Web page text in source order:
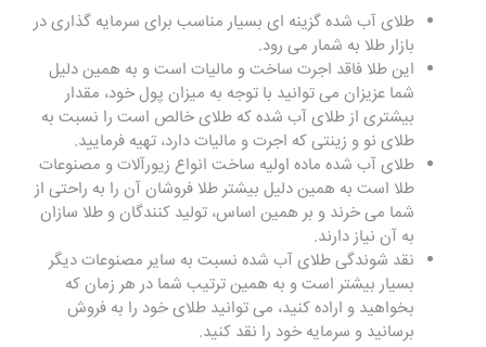
طلای آب شده گزینه ای بسیار مناسب برای سرمایه گذاری در
بازار طلا به شمار می رود.
این طلا فاقد اجرت ساخت و مالیات است و به همین دلیل
شما عزیزان می توانید با توجه به میزان پول خود، مقدار
بیشتری از طلای آب شده که طلای خالص است را نسبت به
طلای نو و زینتی که اجرت و مالیات دارد، تهیه فرمایید.
طلای آب شده ماده اولیه ساخت انواع زیورآلات و مصنوعات
طلا است به همین دلیل بیشتر طلا فروشان آن را به راحتی از
شما می خرند و بر همین اساس، تولید کنندگان و طلا سازان
به آن نیاز دارند.
نقد شوندگی طلای آب شده نسبت به سایر مصنوعات دیگر
بسیار بیشتر است و به همین ترتیب شما در هر زمان که
بخواهید و اراده کنید، می توانید طلای خود را به فروش
برسانید و سرمایه خود را نقد کنید.